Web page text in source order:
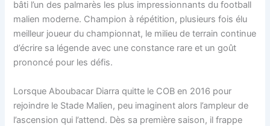
bâti l’un des palmarès les plus impressionnants du football
malien moderne. Champion à répétition, plusieurs fois élu
meilleur joueur du championnat, le milieu de terrain continue
d’écrire sa légende avec une constance rare et un goût
prononcé pour les défis.
Lorsque Aboubacar Diarra quitte le COB en 2016 pour
rejoindre le Stade Malien, peu imaginent alors l’ampleur de
l’ascension qui l’attend. Dès sa première saison, il frappe